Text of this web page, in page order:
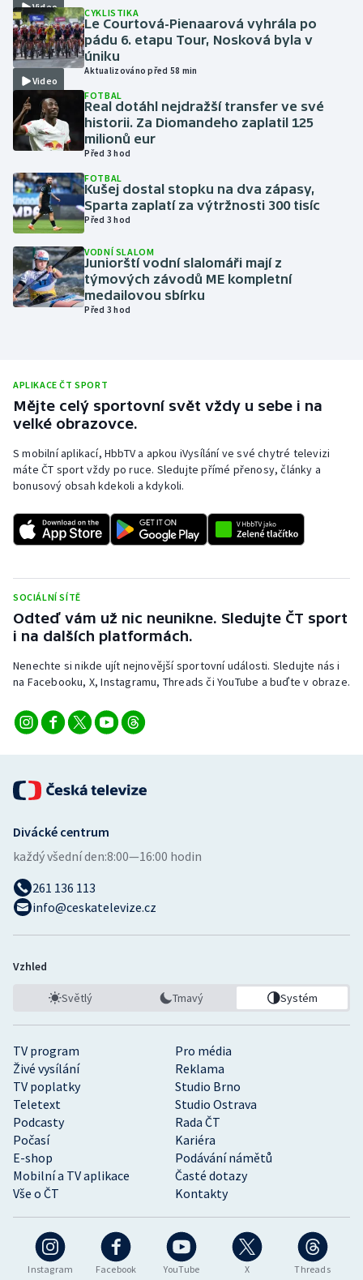
Krasobruslení
Lezení
Lyže a snowboard
Moderní pětiboj
Motorsport
Olympijské hry
Parasport
Plavání
Rychlobruslení
Rychlostní kanoistika
Short track
Sportovní střelba
Triatlon
Veslování
Vodní slalom
Volejbal
Ostatní
Video
Video
CYKLISTIKA
Le Courtová-Pienaarová vyhrála po
pádu 6. etapu Tour, Nosková byla v
úniku
Aktualizováno před 58 min
FOTBAL
Real dotáhl nejdražší transfer ve své
historii. Za Diomandeho zaplatil 125
milionů eur
Před 3 hod
FOTBAL
Kušej dostal stopku na dva zápasy,
Sparta zaplatí za výtržnosti 300 tisíc
Před 3 hod
VODNÍ SLALOM
Juniorští vodní slalomáři mají z
týmových závodů ME kompletní
medailovou sbírku
Před 3 hod
APLIKACE ČT SPORT
Mějte celý sportovní svět vždy u sebe i na
velké obrazovce.
S mobilní aplikací, HbbTV a apkou iVysílání ve své chytré televizi
máte ČT sport vždy po ruce. Sledujte přímé přenosy, články a
bonusový obsah kdekoli a kdykoli.
SOCIÁLNÍ SÍTĚ
Odteď vám už nic neunikne. Sledujte ČT sport
i na dalších platformách.
Nenechte si nikde ujít nejnovější sportovní události. Sledujte nás i
na Facebooku, X, Instagramu, Threads či YouTube a buďte v obraze.
Instagram Facebook YouTube X Threads
TV program
Pro média
Živé vysílání
Reklama
TV poplatky
Studio Brno
Teletext
Studio Ostrava
Podcasty
Rada ČT
Počasí
Kariéra
E-shop
Podávání námětů
Mobilní a TV aplikace
Časté dotazy
Vše o ČT
Kontakty
Divácké centrum
každý všední den:8:00—16:00 hodin
261 136 113
info@ceskatelevize.cz
Vzhled
Světlý Tmavý Systém